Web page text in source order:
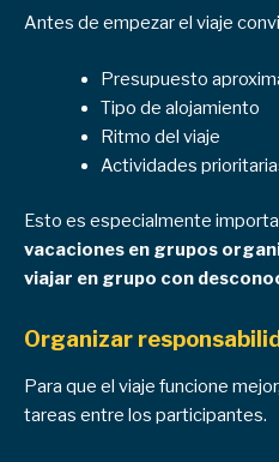
Antes de empezar el viaje
Presupuesto
Tipo de alojamiento
Ritmo del viaje
Actividades
Esto es especialmente
vacaciones en grupos
viajar en grupo con
Organizar
Para que el viaje funcione
tareas entre los participantes.